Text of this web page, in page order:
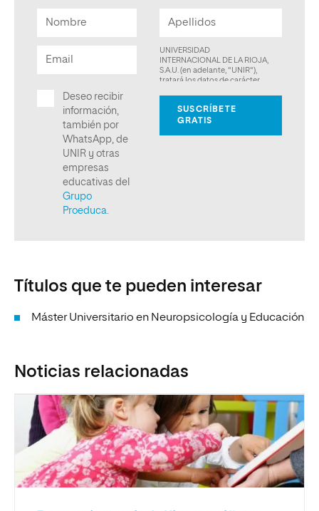
Títulos que te pueden interesar
Máster Universitario en Neuropsicología y Educación
Noticias relacionadas